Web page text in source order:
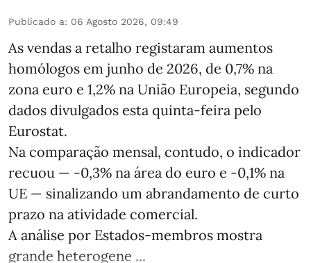
Publicado a: 06 Agosto 2026, 09:49
As vendas a retalho registaram aumentos
homólogos em junho de 2026, de 0,7% na
zona euro e 1,2% na União Europeia, segundo
dados divulgados esta quinta-feira pelo
Eurostat.
Na comparação mensal, contudo, o indicador
recuou — -0,3% na área do euro e -0,1% na
UE — sinalizando um abrandamento de curto
prazo na atividade comercial.
A análise por Estados‑membros mostra
grande heterogene ...